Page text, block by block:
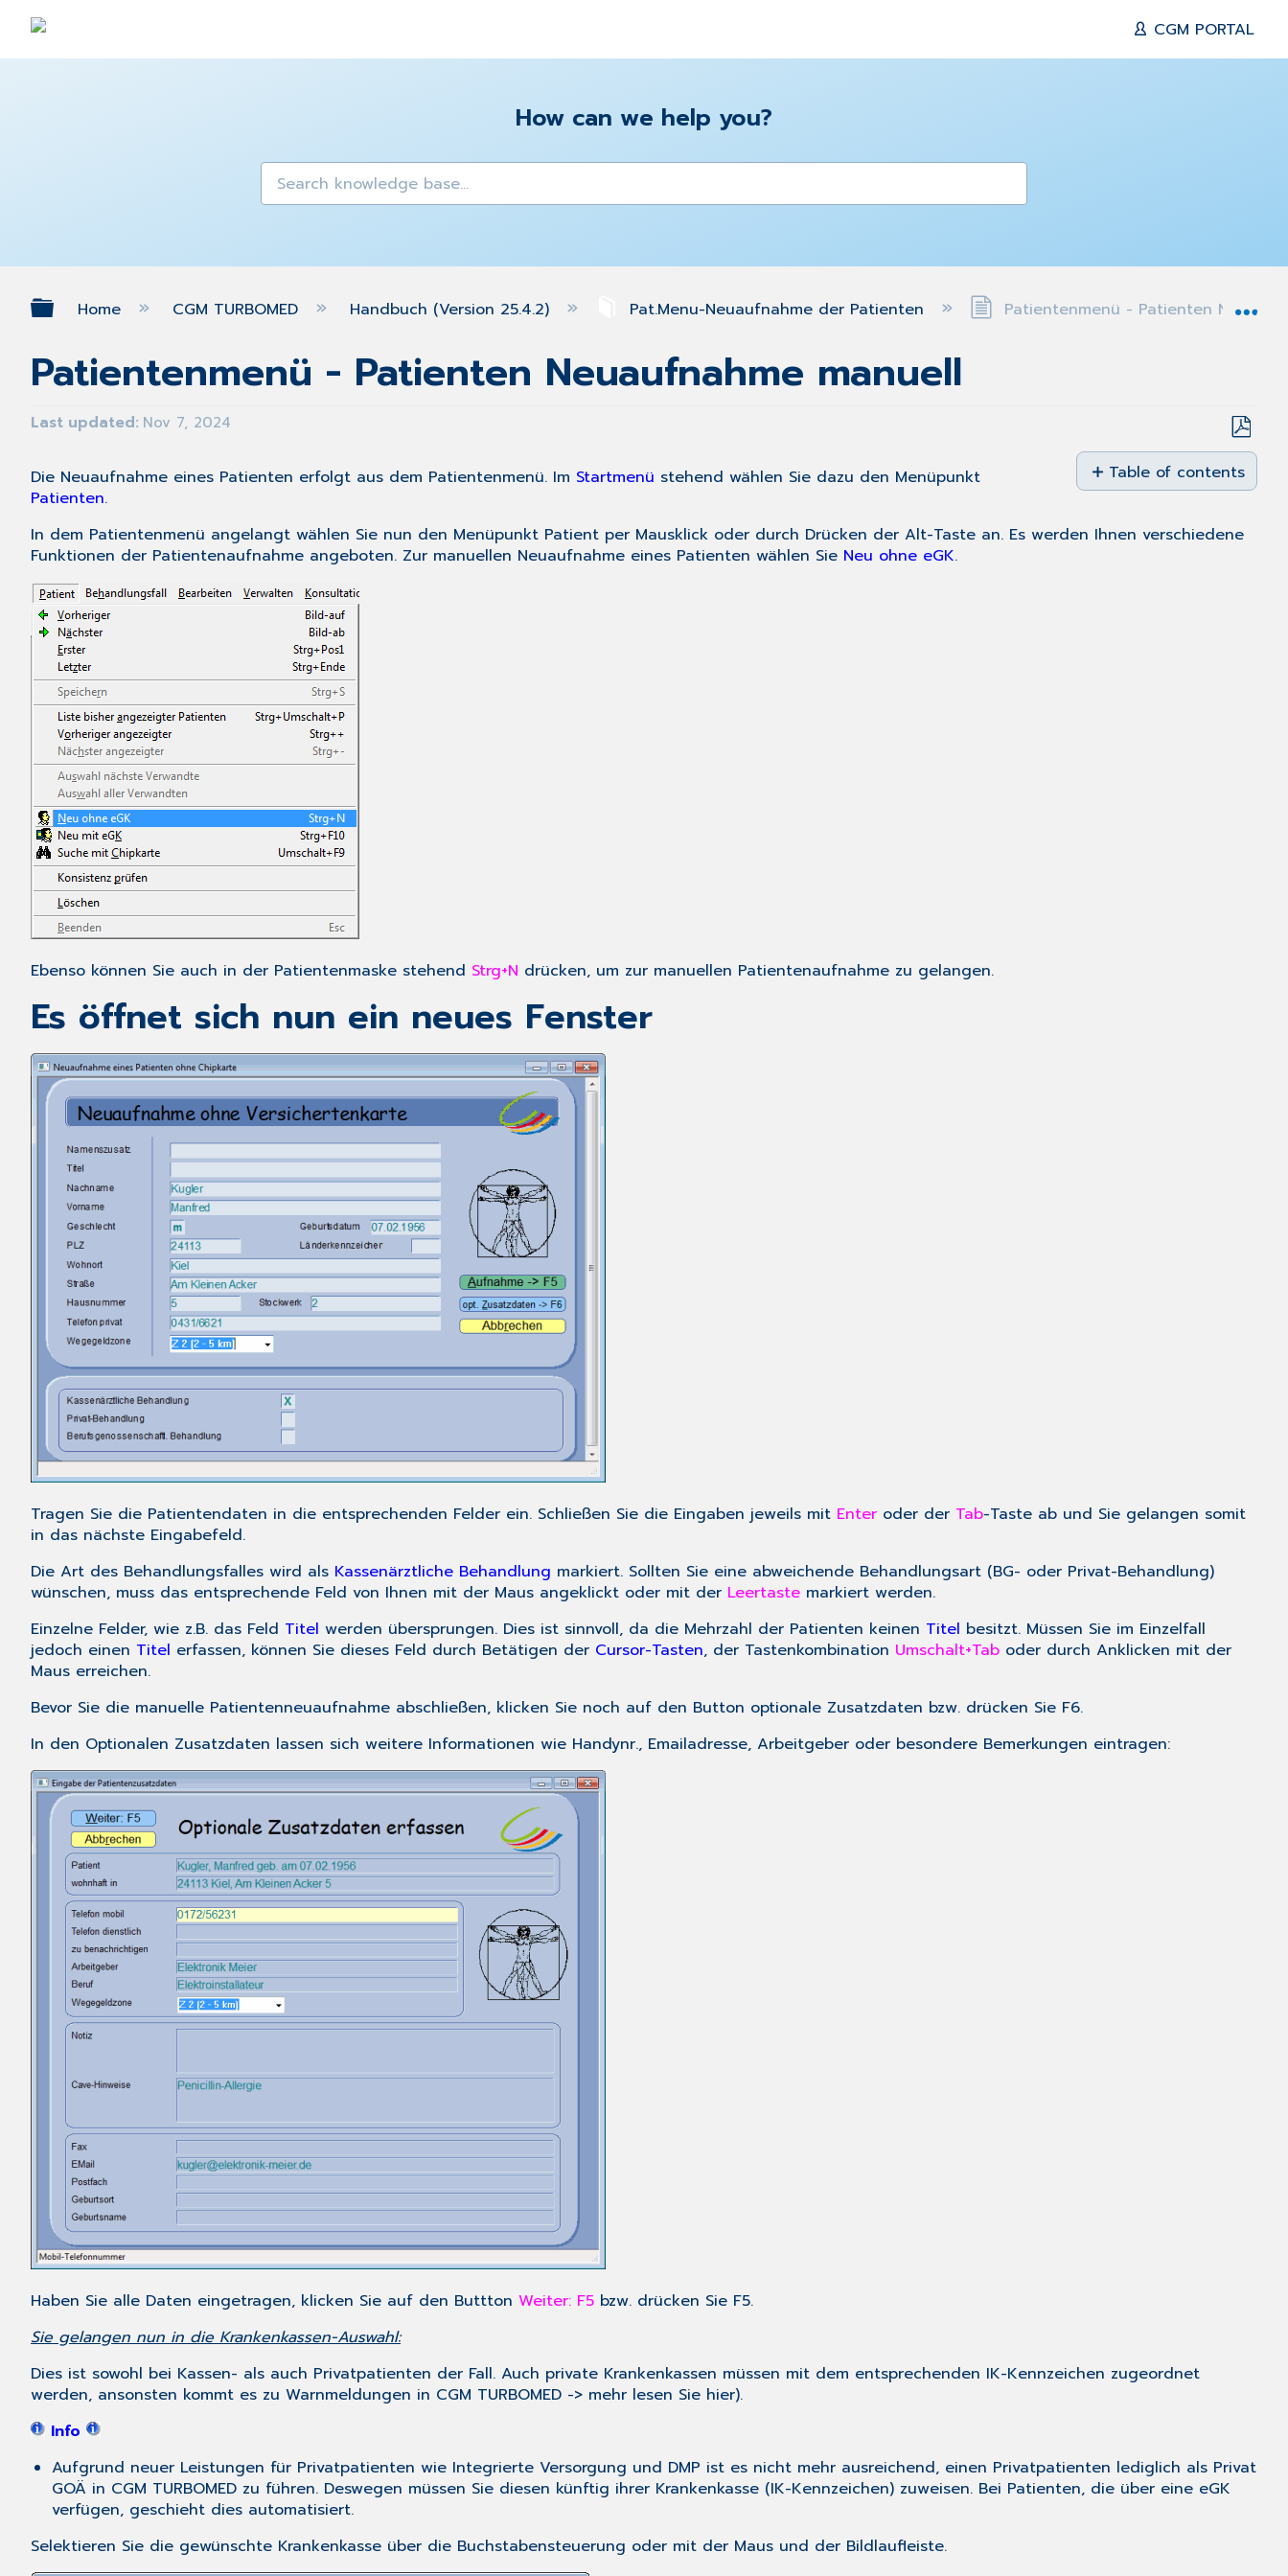
CGM PORTAL
How can we help you?
Expand/collapse global hierarchy
Home CGM TURBOMED Handbuch (Version 25.4.2) Pat.Menu-Neuaufnahme der Patienten Patientenmenü - Patienten
Patientenmenü - Patienten Neuaufnahme manuell
Last updated Nov 7, 2024
Save
as
PDF
Table of contents
sich
Die Neuaufnahme eines Patienten erfolgt aus dem Patientenmenü. Im Startmenü stehend wählen Sie dazu den Menüpunkt
Patienten.
In dem Patientenmenü angelangt wählen Sie nun den Menüpunkt Patient per Mausklick oder durch Drücken der Alt-Taste an. Es werden Ihnen verschiedene
Funktionen der Patientenaufnahme angeboten. Zur manuellen Neuaufnahme eines Patienten wählen Sie Neu ohne eGK.
Ebenso können Sie auch in der Patientenmaske stehend Strg+N drücken, um zur manuellen Patientenaufnahme zu gelangen.
Es öffnet sich nun ein neues Fenster
Tragen Sie die Patientendaten in die entsprechenden Felder ein. Schließen Sie die Eingaben jeweils mit Enter oder der Tab-Taste ab und Sie gelangen somit
in das nächste Eingabefeld.
Die Art des Behandlungsfalles wird als Kassenärztliche Behandlung markiert. Sollten Sie eine abweichende Behandlungsart (BG- oder Privat-Behandlung)
wünschen, muss das entsprechende Feld von Ihnen mit der Maus angeklickt oder mit der Leertaste markiert werden.
Einzelne Felder, wie z.B. das Feld Titel werden übersprungen. Dies ist sinnvoll, da die Mehrzahl der Patienten keinen Titel besitzt. Müssen Sie im Einzelfall
jedoch einen Titel erfassen, können Sie dieses Feld durch Betätigen der Cursor-Tasten, der Tastenkombination Umschalt+Tab oder durch Anklicken mit der
Maus erreichen.
Bevor Sie die manuelle Patientenneuaufnahme abschließen, klicken Sie noch auf den Button optionale Zusatzdaten bzw. drücken Sie F6.
In den Optionalen Zusatzdaten lassen sich weitere Informationen wie Handynr., Emailadresse, Arbeitgeber oder besondere Bemerkungen eintragen:
Haben Sie alle Daten eingetragen, klicken Sie auf den Buttton Weiter: F5 bzw. drücken Sie F5.
Sie gelangen nun in die Krankenkassen-Auswahl:
Dies ist sowohl bei Kassen- als auch Privatpatienten der Fall. Auch private Krankenkassen müssen mit dem entsprechenden IK-Kennzeichen zugeordnet
werden, ansonsten kommt es zu Warnmeldungen in CGM TURBOMED -> mehr lesen Sie hier).
Info
Aufgrund neuer Leistungen für Privatpatienten wie Integrierte Versorgung und DMP ist es nicht mehr ausreichend, einen Privatpatienten lediglich als Privat
GOÄ in CGM TURBOMED zu führen. Deswegen müssen Sie diesen künftig ihrer Krankenkasse (IK-Kennzeichen) zuweisen. Bei Patienten, die über eine eGK
verfügen, geschieht dies automatisiert.
Selektieren Sie die gewünschte Krankenkasse über die Buchstabensteuerung oder mit der Maus und der Bildlaufleiste.